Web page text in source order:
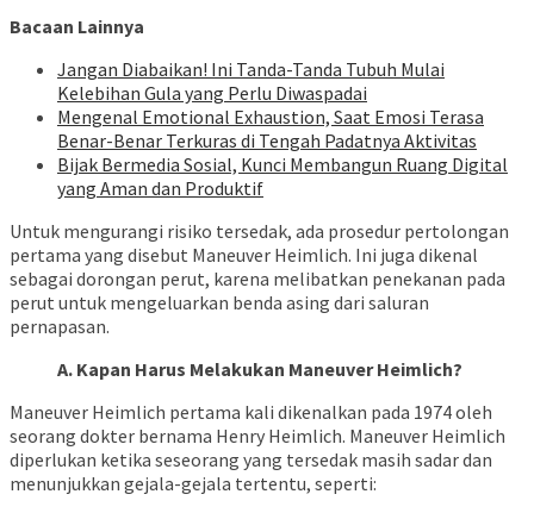
Bacaan Lainnya
Jangan Diabaikan! Ini Tanda-Tanda Tubuh Mulai
Kelebihan Gula yang Perlu Diwaspadai
Mengenal Emotional Exhaustion, Saat Emosi Terasa
Benar-Benar Terkuras di Tengah Padatnya Aktivitas
Bijak Bermedia Sosial, Kunci Membangun Ruang Digital
yang Aman dan Produktif
Untuk mengurangi risiko tersedak, ada prosedur pertolongan
pertama yang disebut Maneuver Heimlich. Ini juga dikenal
sebagai dorongan perut, karena melibatkan penekanan pada
perut untuk mengeluarkan benda asing dari saluran
pernapasan.
A. Kapan Harus Melakukan Maneuver Heimlich?
Maneuver Heimlich pertama kali dikenalkan pada 1974 oleh
seorang dokter bernama Henry Heimlich. Maneuver Heimlich
diperlukan ketika seseorang yang tersedak masih sadar dan
menunjukkan gejala-gejala tertentu, seperti: